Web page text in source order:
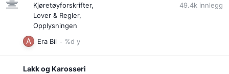
Kjøretøyforskrifter
Lover & Regler
Opplysningen
49.4k innlegg
Era Bil
Lakk og Karosseri